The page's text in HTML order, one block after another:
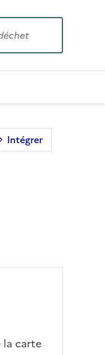
Entrez
Intégrer
la carte